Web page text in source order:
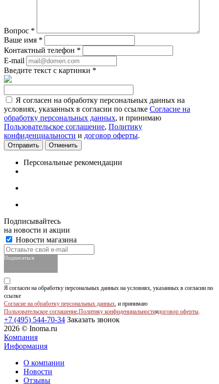
Вопрос *
Ваше имя *
Контактный телефон *
E-mail
Введите текст с картинки *
Я согласен на обработку персональных данных на
условиях, указанных в согласии по ссылке Согласие на
обработку персональных данных, и принимаю
Пользовательское соглашение, Политику
конфиденциальности и договор оферты.
Отменить
Персональные рекомендации
Подписывайтесь
на новости и акции
Новости магазина
Подписаться
Я согласен на обработку персональных данных на условиях, указанных в согласии по
ссылке
Согласие на обработку персональных данных, и принимаю
Пользовательское соглашение,Политику конфиденциальностиидоговор оферты.
+7 (495) 544-70-34 Заказать звонок
2026 © Inoma.ru
Компания
Информация
О компании
Новости
Отзывы